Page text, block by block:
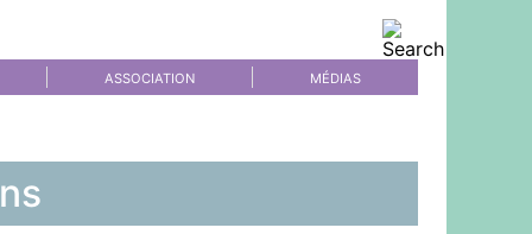
ASSOCIATION MÉDIAS